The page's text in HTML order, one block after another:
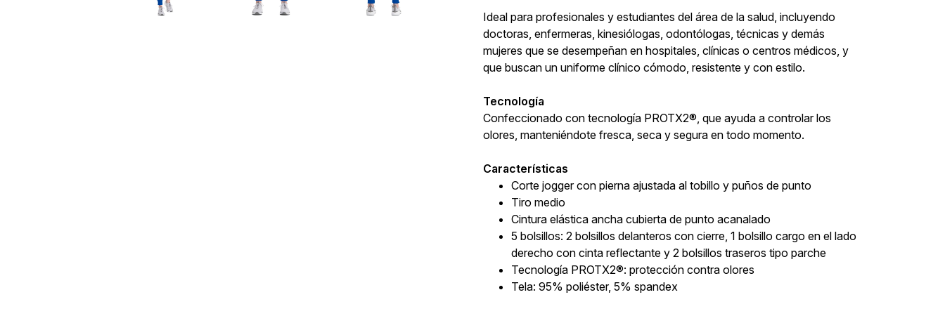
Ideal para profesionales y estudiantes del área de la salud, incluyendo
doctoras, enfermeras, kinesiólogas, odontólogas, técnicas y demás
mujeres que se desempeñan en hospitales, clínicas o centros médicos, y
que buscan un uniforme clínico cómodo, resistente y con estilo.
Tecnología
Confeccionado con tecnología PROTX2®, que ayuda a controlar los
olores, manteniéndote fresca, seca y segura en todo momento.
Características
Corte jogger con pierna ajustada al tobillo y puños de punto
Tiro medio
Cintura elástica ancha cubierta de punto acanalado
5 bolsillos: 2 bolsillos delanteros con cierre, 1 bolsillo cargo en el lado
derecho con cinta reflectante y 2 bolsillos traseros tipo parche
Tecnología PROTX2®: protección contra olores
Tela: 95% poliéster, 5% spandex